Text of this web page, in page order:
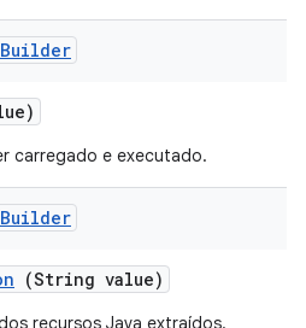
Builder
carregado e executado.
Builder
(String value)
recursos Java extraídos.